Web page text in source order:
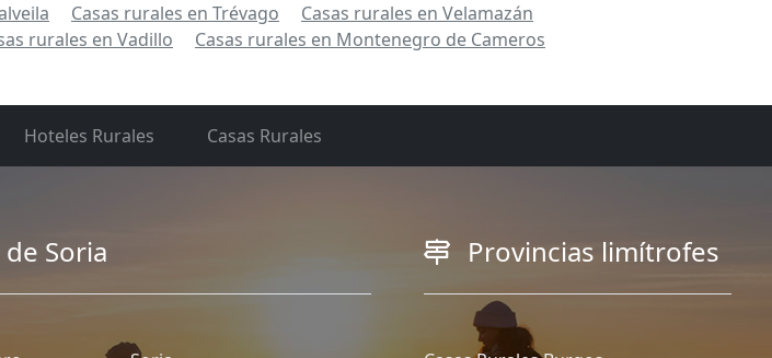
Casas rurales en Trévago
Casas rurales en Velamazán
rurales en Vadillo Casas rurales en Montenegro de Cameros
Hoteles Rurales Casas Rurales
Soria Provincias limítrofes